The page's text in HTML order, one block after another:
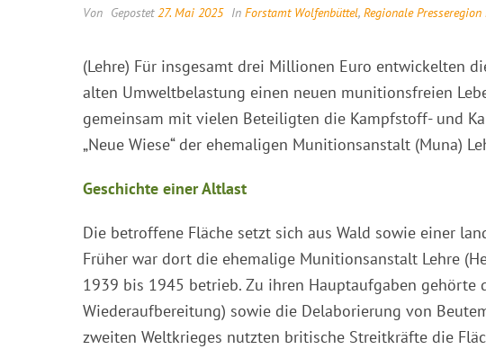
Von Gepostet27. Mai 2025 In Forstamt Wolfenbüttel, Regionale
(Lehre) Für insgesamt drei Millionen Euro entwickelten
alten Umweltbelastung einen neuen munitionsfreien
gemeinsam mit vielen Beteiligten die Kampfstoff- und
„Neue Wiese“ der ehemaligen Munitionsanstalt (Muna)
Geschichte einer Altlast
Die betroffene Fläche setzt sich aus Wald sowie einer
Früher war dort die ehemalige Munitionsanstalt Lehre
1939 bis 1945 betrieb. Zu ihren Hauptaufgaben gehörte
Wiederaufbereitung) sowie die Delaborierung von
zweiten Weltkrieges nutzten britische Streitkräfte die